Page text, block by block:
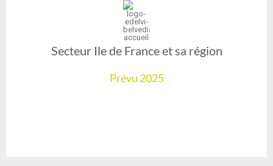
Secteur Ile de France et sa région
Prévu 2025